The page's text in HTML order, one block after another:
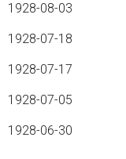
1928-08-03
1928-07-18
1928-07-17
1928-07-05
1928-06-30